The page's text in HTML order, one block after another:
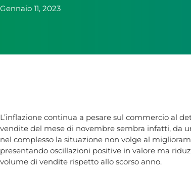
Gennaio 11, 2023
L’inflazione continua a pesare sul commercio al
vendite del mese di novembre sembra infatti, da
nel complesso la situazione non volge al
presentando oscillazioni positive in valore ma
volume di vendite rispetto allo scorso anno.